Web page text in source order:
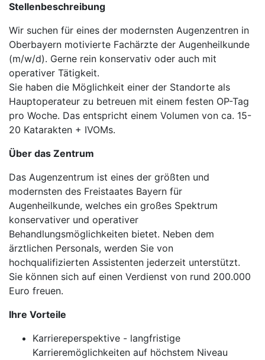
Stellenbeschreibung
Wir suchen für eines der modernsten Augenzentren in
Oberbayern motivierte Fachärzte der Augenheilkunde
(m/w/d). Gerne rein konservativ oder auch mit
operativer Tätigkeit.
Sie haben die Möglichkeit einer der Standorte als
Hauptoperateur zu betreuen mit einem festen OP-Tag
pro Woche. Das entspricht einem Volumen von ca. 15-
20 Katarakten + IVOMs.
Über das Zentrum
Das Augenzentrum ist eines der größten und
modernsten des Freistaates Bayern für
Augenheilkunde, welches ein großes Spektrum
konservativer und operativer
Behandlungsmöglichkeiten bietet. Neben dem
ärztlichen Personals, werden Sie von
hochqualifizierten Assistenten jederzeit unterstützt.
Sie können sich auf einen Verdienst von rund 200.000
Euro freuen.
Ihre Vorteile
Karriereperspektive - langfristige
Karrieremöglichkeiten auf höchstem Niveau